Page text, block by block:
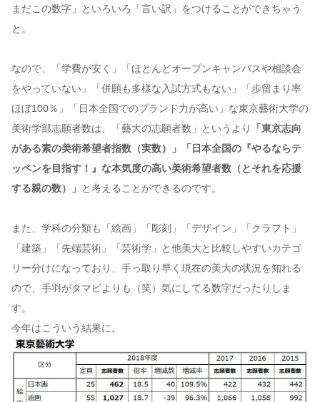
まだこの数字」といろいろ「言い訳」をつけることができちゃう
と。
なので、「学費が安く」「ほとんどオープンキャンパスや相談会
をやっていない」「併願も多様な入試方式もない」「歩留まり率
ほぼ100％」「日本全国でのブランド力が高い」な東京藝術大学の
美術学部志願者数は、「藝大の志願者数」というより
「東京志向
がある素の美術希望者指数（実数）」「日本全国の『やるならテ
ッペンを目指す！』な本気度の高い美術希望者数（とそれを応援
する親の数）」 と考えることができるのです。
また、学科の分類も「絵画」「彫刻」「デザイン」「クラフト」
「建築」「先端芸術」「芸術学」と他美大と比較しやすいカテゴ
リー分けになっており、手っ取り早く現在の美大の状況を知れる
ので、手羽がタマビよりも（笑）気にしてる数字だったりしま
す。
今年はこういう結果に。